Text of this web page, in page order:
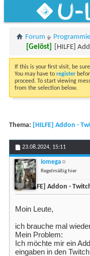
Forum
[Gelöst]
[HILFE]
If this is your first visit, be
You may have to register
proceed. To start viewing
from the selection below.
Thema: [HILFE] Addon -
23.08.2024, 15:11
Iomega
Regelmäßig hier
[HILFE] Addon -
Moin Leute,
ich brauche mal
Mein Problem:
Ich möchte mir ein
eingaben in den